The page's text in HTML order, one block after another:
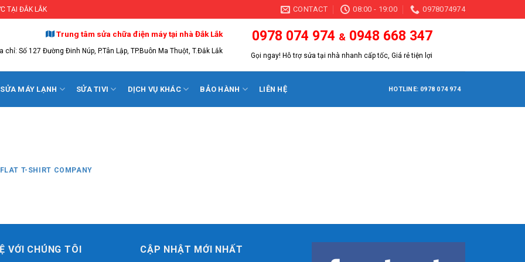
TẠI ĐẮK LẮK CONTACT 08:00 - 19:00 0978074974
Trung tâm sửa chữa điện máy tại nhà Đắk Lắk
chỉ: Số 127 Đường Đinh Núp, P.Tân Lập, TP.Buôn Ma Thuột, T.Đắk Lắk
0978 074 974 & 0948 668 347
Gọi ngay! Hỗ trợ sửa tại nhà nhanh cấp tốc, Giá rẻ tiện lợi
SỬA MÁY LẠNH SỬA TIVI DỊCH VỤ KHÁC BẢO HÀNH LIÊN HỆ HOTLINE: 0978 074 974
FLAT T-SHIRT COMPANY
VỚI CHÚNG TÔI CẬP NHẬT MỚI NHẤT